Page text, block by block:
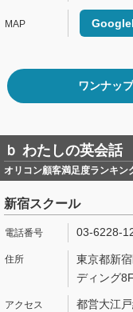
ワンナッ
ｂ わたしの英会話
オリコン顧客満足度ランキン
新宿スクール
03-6228-
東京都新
ディング8F
都営大江